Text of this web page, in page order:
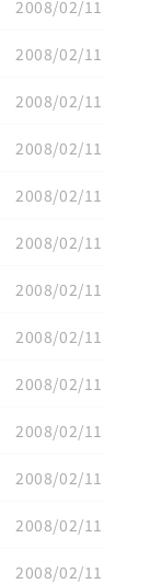
2008/02/11
2008/02/11
2008/02/11
2008/02/11
2008/02/11
2008/02/11
2008/02/11
2008/02/11
2008/02/11
2008/02/11
2008/02/11
2008/02/11
2008/02/11